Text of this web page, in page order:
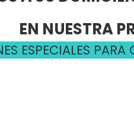
EN NUESTRA
ESPECIALES